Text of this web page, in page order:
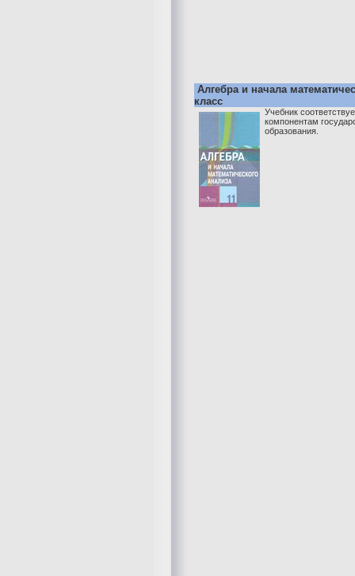
Алгебра и начала
класс
Учебник
компонентам
образования.